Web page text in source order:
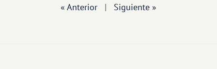
« Anterior | Siguiente »